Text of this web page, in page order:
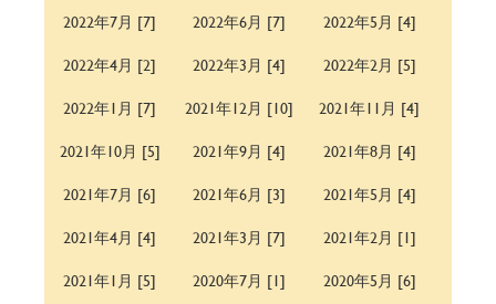
2022年7月 [7]
2022年6月 [7]
2022年5月 [4]
2022年4月 [2]
2022年3月 [4]
2022年2月 [5]
2022年1月 [7]
2021年12月 [10]
2021年11月 [4]
2021年10月 [5]
2021年9月 [4]
2021年8月 [4]
2021年7月 [6]
2021年6月 [3]
2021年5月 [4]
2021年4月 [4]
2021年3月 [7]
2021年2月 [1]
2021年1月 [5]
2020年7月 [1]
2020年5月 [6]